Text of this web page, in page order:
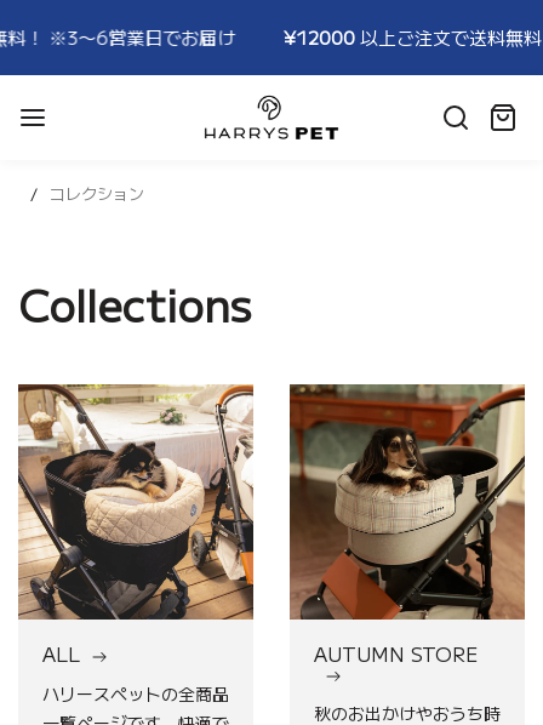
！ ※3〜6営業日でお届け ¥12000以上ご注文で送料無料
HARRYSPET
カ
コレクション
Collections
ALL
ALL
ハリースペットの全商品
AUTUMN
STORE
AUTUMN STORE
秋のお出かけやおうち時